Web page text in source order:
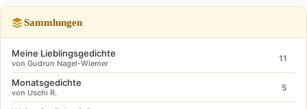
Sammlungen
Meine Lieblingsgedichte
von Gudrun Nagel-Wiemer
11
Monatsgedichte
von Uschi R.
5